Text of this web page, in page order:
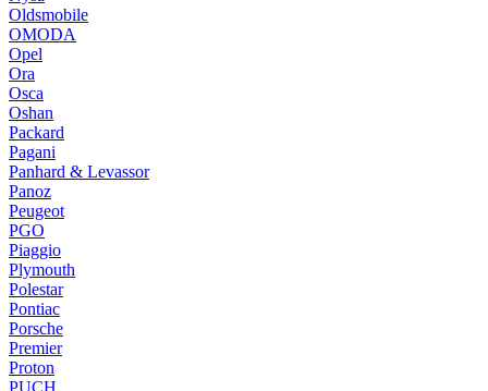
Oldsmobile
OMODA
Opel
Ora
Osca
Oshan
Packard
Pagani
Panhard & Levassor
Panoz
Peugeot
PGO
Piaggio
Plymouth
Polestar
Pontiac
Porsche
Premier
Proton
PUCH